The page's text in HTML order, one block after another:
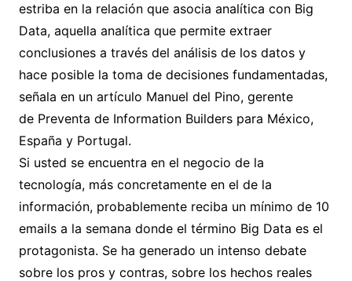
estriba en la relación que asocia analítica con Big
Data, aquella analítica que permite extraer
conclusiones a través del análisis de los datos y
hace posible la toma de decisiones fundamentadas,
señala en un artículo Manuel del Pino, gerente
de Preventa de Information Builders para México,
España y Portugal.
Si usted se encuentra en el negocio de la
tecnología, más concretamente en el de la
información, probablemente reciba un mínimo de 10
emails a la semana donde el término Big Data es el
protagonista. Se ha generado un intenso debate
sobre los pros y contras, sobre los hechos reales